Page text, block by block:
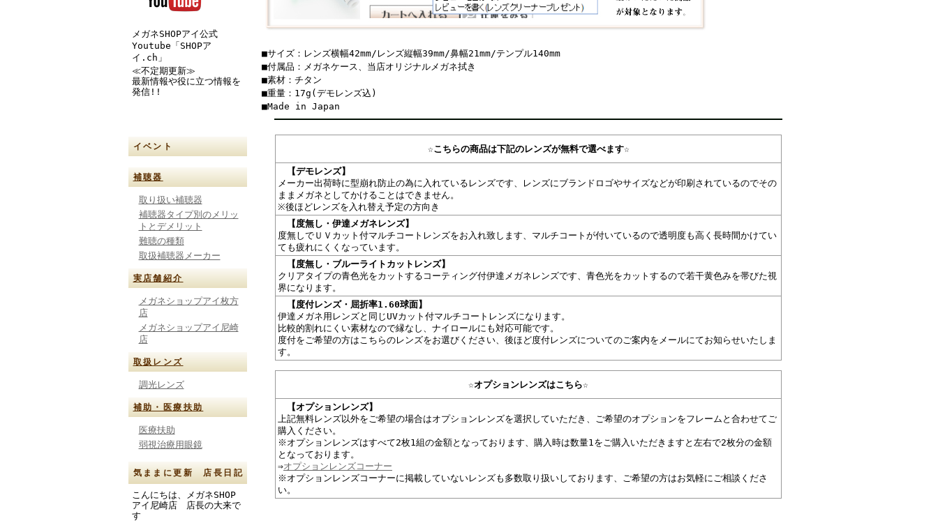
メガネSHOPアイ公式
Youtube「SHOPア
イ.ch」
≪不定期更新≫
最新情報や役に立つ情報を
発信!!
イベント
補聴器
取り扱い補聴器
補聴器タイプ別のメリッ
トとデメリット
難聴の種類
取扱補聴器メーカー
実店舗紹介
メガネショップアイ枚方
店
メガネショップアイ尼崎
店
取扱レンズ
調光レンズ
補助・医療扶助
医療扶助
弱視治療用眼鏡
気ままに更新 店長日記
こんにちは、メガネSHOP
アイ尼崎店 店長の大来で
す
■サイズ：レンズ横幅42mm/レンズ縦幅39mm/鼻幅21mm/テンプル140mm
■付属品：メガネケース、当店オリジナルメガネ拭き
■素材：チタン
■重量：17g(デモレンズ込)
■Made in Japan
☆こちらの商品は下記のレンズが無料で選べます☆
【デモレンズ】
メーカー出荷時に型崩れ防止の為に入れているレンズです、レンズにブランドロゴやサイズなどが印刷されているのでその
ままメガネとしてかけることはできません。
※後ほどレンズを入れ替え予定の方向き
【度無し・伊達メガネレンズ】
度無しでＵＶカット付マルチコートレンズをお入れ致します、マルチコートが付いているので透明度も高く長時間かけてい
ても疲れにくくなっています。
【度無し・ブルーライトカットレンズ】
クリアタイプの青色光をカットするコーティング付伊達メガネレンズです、青色光をカットするので若干黄色みを帯びた視
界になります。
【度付レンズ・屈折率1.60球面】
伊達メガネ用レンズと同じUVカット付マルチコートレンズになります。
比較的割れにくい素材なので縁なし、ナイロールにも対応可能です。
度付をご希望の方はこちらのレンズをお選びください、後ほど度付レンズについてのご案内をメールにてお知らせいたしま
す。
☆オプションレンズはこちら☆
【オプションレンズ】
上記無料レンズ以外をご希望の場合はオプションレンズを選択していただき、ご希望のオプションをフレームと合わせてご
購入ください。
※オプションレンズはすべて2枚1組の金額となっております、購入時は数量1をご購入いただきますと左右で2枚分の金額
となっております。
⇒オプションレンズコーナー
※オプションレンズコーナーに掲載していないレンズも多数取り扱いしております、ご希望の方はお気軽にご相談くださ
い。